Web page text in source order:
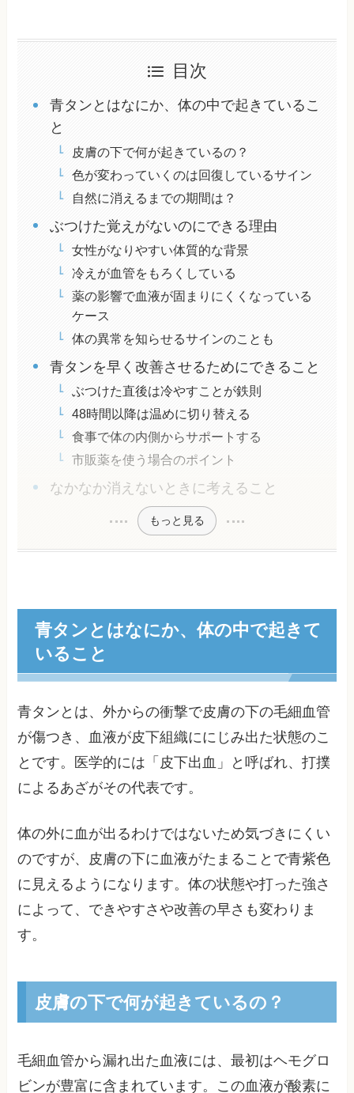
目次
青タンとはなにか、体の中で起きているこ
と
皮膚の下で何が起きているの？
色が変わっていくのは回復しているサイン
自然に消えるまでの期間は？
ぶつけた覚えがないのにできる理由
女性がなりやすい体質的な背景
冷えが血管をもろくしている
薬の影響で血液が固まりにくくなっている
ケース
体の異常を知らせるサインのことも
青タンを早く改善させるためにできること
ぶつけた直後は冷やすことが鉄則
48時間以降は温めに切り替える
食事で体の内側からサポートする
市販薬を使う場合のポイント
なかなか消えないときに考えること
もっと見る
青タンとはなにか、体の中で起きて
いること
青タンとは、外からの衝撃で皮膚の下の毛細血管
が傷つき、血液が皮下組織ににじみ出た状態のこ
とです。医学的には「皮下出血」と呼ばれ、打撲
によるあざがその代表です。
体の外に血が出るわけではないため気づきにくい
のですが、皮膚の下に血液がたまることで青紫色
に見えるようになります。体の状態や打った強さ
によって、できやすさや改善の早さも変わりま
す。
皮膚の下で何が起きているの？
毛細血管から漏れ出た血液には、最初はヘモグロ
ビンが豊富に含まれています。この血液が酸素に